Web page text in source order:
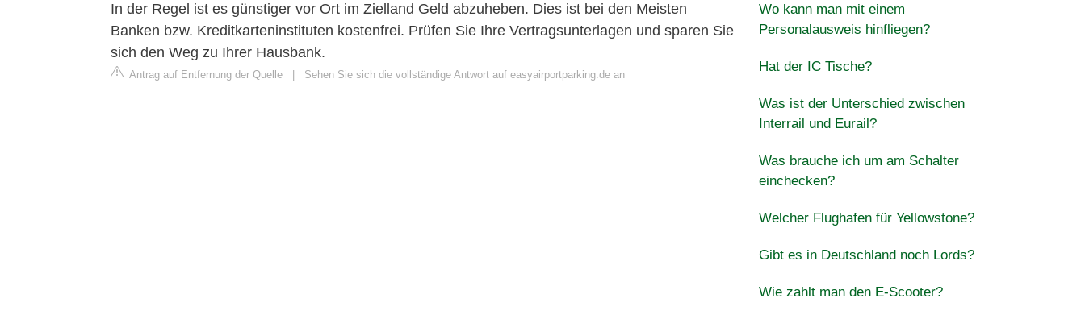
In der Regel ist es günstiger vor Ort im Zielland Geld abzuheben. Dies ist bei den Meisten
Banken bzw. Kreditkarteninstituten kostenfrei. Prüfen Sie Ihre Vertragsunterlagen und sparen Sie
sich den Weg zu Ihrer Hausbank.
Antrag auf Entfernung der Quelle Sehen Sie sich die vollständige Antwort auf easyairportparking.de an
Wo kann man mit einem
Personalausweis hinfliegen?
Hat der IC Tische?
Was ist der Unterschied zwischen
Interrail und Eurail?
Was brauche ich um am Schalter
einchecken?
Welcher Flughafen für Yellowstone?
Gibt es in Deutschland noch Lords?
Wie zahlt man den E-Scooter?